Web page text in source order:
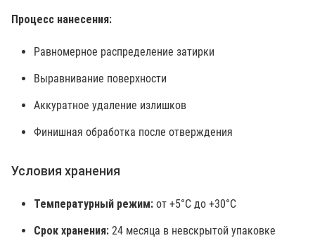
Процесс нанесения:
Равномерное распределение затирки
Выравнивание поверхности
Аккуратное удаление излишков
Финишная обработка после отверждения
Условия хранения
Температурный режим: от +5°C до +30°C
Срок хранения: 24 месяца в невскрытой упаковке